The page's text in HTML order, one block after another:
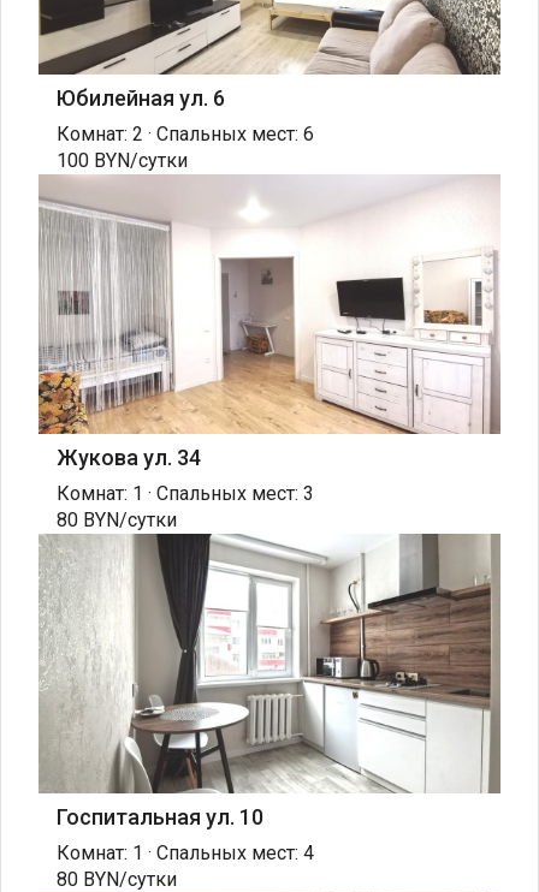
Юбилейная ул. 6
Комнат: 2 · Спальных мест: 6
100 BYN/сутки
Жукова ул. 34
Комнат: 1 · Спальных мест: 3
80 BYN/сутки
Госпитальная ул. 10
Комнат: 1 · Спальных мест: 4
80 BYN/сутки